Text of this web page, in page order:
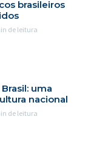
brasileiros
de leitura
uma
nacional
de leitura